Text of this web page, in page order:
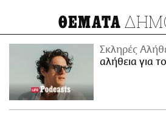
ΘΕΜΑΤΑ
Σκληρές
αλήθεια για